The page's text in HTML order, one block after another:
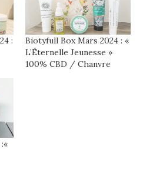
:
Biotyfull Box Mars 2024 : «
L’Éternelle Jeunesse »
100% CBD / Chanvre